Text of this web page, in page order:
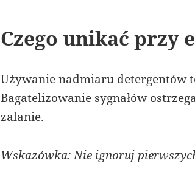
Czego unikać przy
Używanie nadmiaru detergentów
Bagatelizowanie sygnałów
zalanie.
Wskazówka: Nie ignoruj